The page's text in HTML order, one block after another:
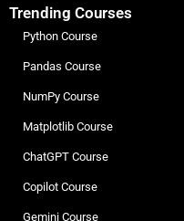
Trending Courses
Python Course
Pandas Course
NumPy Course
Matplotlib Course
ChatGPT Course
Copilot Course
Gemini Course